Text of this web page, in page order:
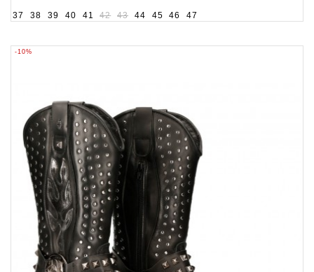
37 38 39 40 41 42 43 44 45 46 47
-10%